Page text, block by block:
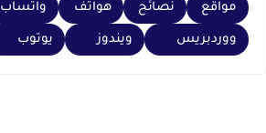
مواقع نصائح هواتف واتساب
ووردبريس ويندوز يوتوب